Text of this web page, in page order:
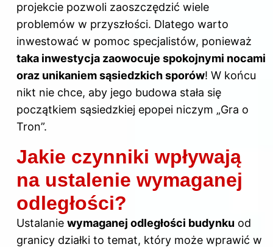
projekcie pozwoli zaoszczędzić wiele
problemów w przyszłości. Dlatego warto
inwestować w pomoc specjalistów, ponieważ
taka inwestycja zaowocuje spokojnymi nocami
oraz unikaniem sąsiedzkich sporów! W końcu
nikt nie chce, aby jego budowa stała się
początkiem sąsiedzkiej epopei niczym „Gra o
Tron”.
Jakie czynniki wpływają
na ustalenie wymaganej
odległości?
Ustalanie wymaganej odległości budynku od
granicy działki to temat, który może wprawić w